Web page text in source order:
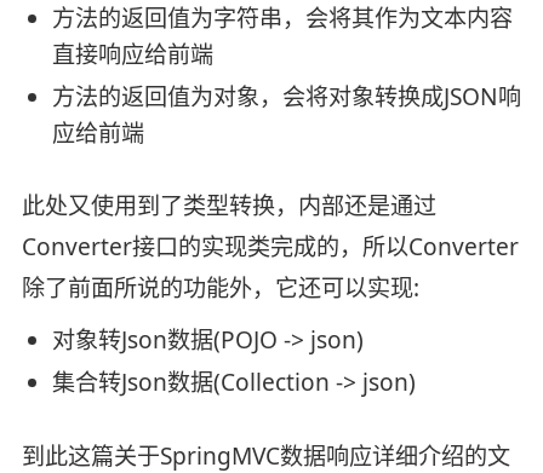
方法的返回值为字符串，会将其作为文本内容
直接响应给前端
方法的返回值为对象，会将对象转换成JSON响
应给前端
此处又使用到了类型转换，内部还是通过
Converter接口的实现类完成的，所以Converter
除了前面所说的功能外，它还可以实现:
对象转Json数据(POJO -> json)
集合转Json数据(Collection -> json)
到此这篇关于SpringMVC数据响应详细介绍的文